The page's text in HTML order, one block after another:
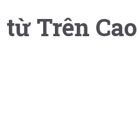
Trên Cao